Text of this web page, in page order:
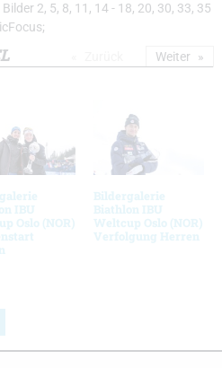
2, 5, 8, 11, 14 - 18, 20, 30, 33, 35
IBU
Oslo (NOR)
Bildergalerie
Biathlon IBU
Weltcup Oslo (NOR)
Verfolgung Herren
Weiter